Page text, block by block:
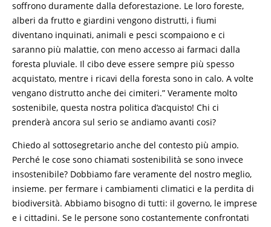
soffrono duramente dalla deforestazione. Le loro foreste,
alberi da frutto e giardini vengono distrutti, i fiumi
diventano inquinati, animali e pesci scompaiono e ci
saranno più malattie, con meno accesso ai farmaci dalla
foresta pluviale. Il cibo deve essere sempre più spesso
acquistato, mentre i ricavi della foresta sono in calo. A volte
vengano distrutto anche dei cimiteri.” Veramente molto
sostenibile, questa nostra politica d’acquisto! Chi ci
prenderà ancora sul serio se andiamo avanti cosi?
Chiedo al sottosegretario anche del contesto più ampio.
Perché le cose sono chiamati sostenibilità se sono invece
insostenibile? Dobbiamo fare veramente del nostro meglio,
insieme. per fermare i cambiamenti climatici e la perdita di
biodiversità. Abbiamo bisogno di tutti: il governo, le imprese
e i cittadini. Se le persone sono costantemente confrontati